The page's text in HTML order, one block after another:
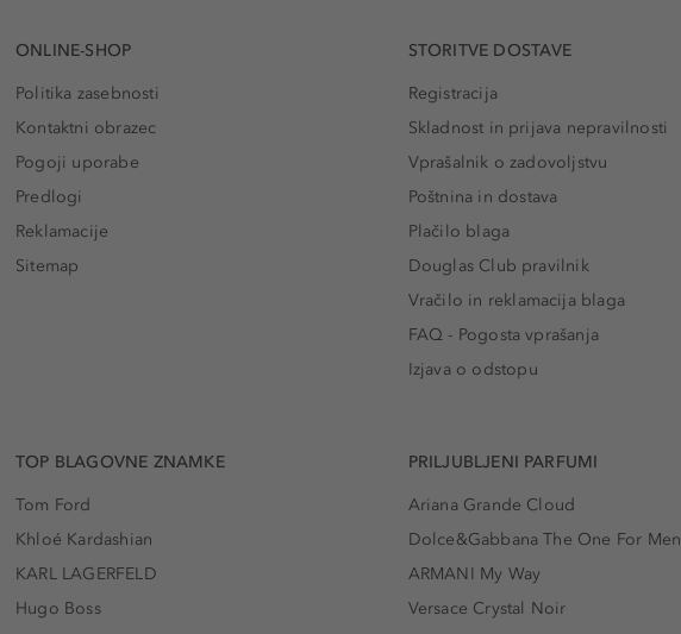
ONLINE-SHOP
Politika zasebnosti
Kontaktni obrazec
Pogoji uporabe
Predlogi
Reklamacije
Sitemap
STORITVE DOSTAVE
Registracija
Skladnost in prijava nepravilnosti
Vprašalnik o zadovoljstvu
Poštnina in dostava
Plačilo blaga
Douglas Club pravilnik
Vračilo in reklamacija blaga
FAQ - Pogosta vprašanja
Izjava o odstopu
TOP BLAGOVNE ZNAMKE
Tom Ford
Khloé Kardashian
KARL LAGERFELD
Hugo Boss
PRILJUBLJENI PARFUMI
Ariana Grande Cloud
Dolce&Gabbana The One For Men
ARMANI My Way
Versace Crystal Noir